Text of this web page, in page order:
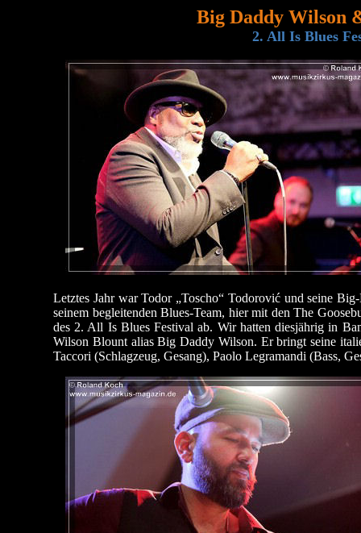
Big Daddy Wilson
2. All Is Blues
Letztes Jahr war Todor „Toscho“ Todorović und seine
seinem begleitenden Blues-Team, hier mit den The
des 2. All Is Blues Festival ab. Wir hatten diesjährig in
Wilson Blount alias Big Daddy Wilson. Er bringt seine
Taccori (Schlagzeug, Gesang), Paolo Legramandi (Bass,